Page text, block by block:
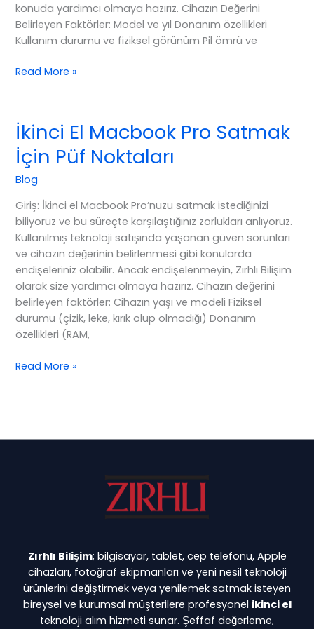
konuda yardımcı olmaya hazırız. Cihazın Değerini
Belirleyen Faktörler: Model ve yıl Donanım özellikleri
Kullanım durumu ve fiziksel görünüm Pil ömrü ve
İkinci
Macbook
Pronuzu
satarak
kaç
farklı
seçeneğe
sahip
olabilirsiniz?
Read More »
İkinci El Macbook Pro Satmak
İçin Püf Noktaları
Blog
Giriş: İkinci el Macbook Pro’nuzu satmak istediğinizi
biliyoruz ve bu süreçte karşılaştığınız zorlukları anlıyoruz.
Kullanılmış teknoloji satışında yaşanan güven sorunları
ve cihazın değerinin belirlenmesi gibi konularda
endişeleriniz olabilir. Ancak endişelenmeyin, Zırhlı Bilişim
olarak size yardımcı olmaya hazırız. Cihazın değerini
belirleyen faktörler: Cihazın yaşı ve modeli Fiziksel
durumu (çizik, leke, kırık olup olmadığı) Donanım
özellikleri (RAM,
İkinci
Read More »
Zırhlı Bilişim; bilgisayar, tablet, cep telefonu, Apple
cihazları, fotoğraf ekipmanları ve yeni nesil teknoloji
ürünlerini değiştirmek veya yenilemek satmak isteyen
bireysel ve kurumsal müşterilere profesyonel ikinci el
teknoloji alım hizmeti sunar. Şeffaf değerleme,